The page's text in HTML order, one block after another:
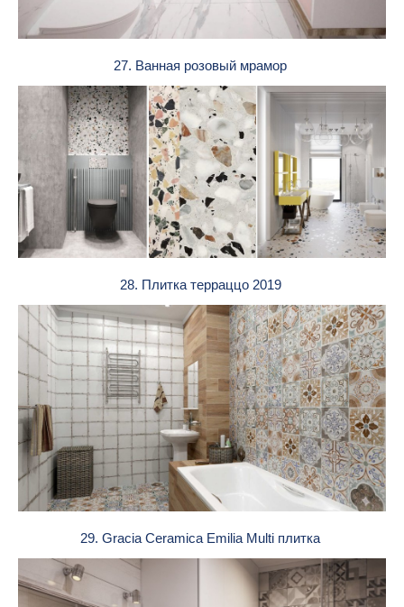
27. Ванная розовый мрамор
28. Плитка терраццо 2019
29. Gracia Ceramica Emilia Multi плитка